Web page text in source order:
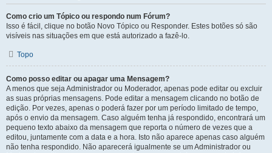
Como crio um Tópico ou respondo num Fórum?
Isso é fácil, clique no botão Novo Tópico ou Responder. Estes botões só são
visíveis nas situações em que está autorizado a fazê-lo.
Topo
Como posso editar ou apagar uma Mensagem?
A menos que seja Administrador ou Moderador, apenas pode editar ou excluir
as suas próprias mensagens. Pode editar a mensagem clicando no botão de
edição. Por vezes, apenas o poderá fazer por um período limitado de tempo,
após o envio da mensagem. Caso alguém tenha já respondido, encontrará um
pequeno texto abaixo da mensagem que reporta o número de vezes que a
editou, juntamente com a data e a hora. Isto não aparece apenas caso alguém
não tenha respondido. Não aparecerá igualmente se um Administrador ou